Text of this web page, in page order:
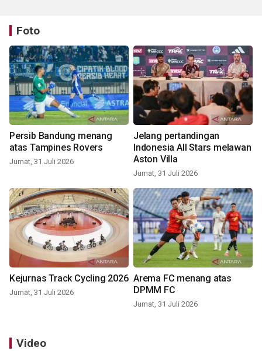
Foto
Persib Bandung menang
atas Tampines Rovers
Jumat, 31 Juli 2026
Jelang pertandingan
Indonesia All Stars melawan
Aston Villa
Jumat, 31 Juli 2026
Kejurnas Track Cycling 2026
Jumat, 31 Juli 2026
Arema FC menang atas
DPMM FC
Jumat, 31 Juli 2026
Video